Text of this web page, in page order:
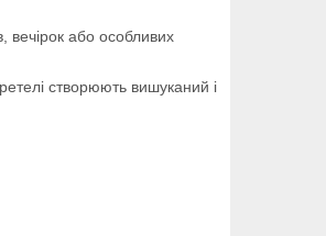
вечірок або особливих
створюють вишуканий і